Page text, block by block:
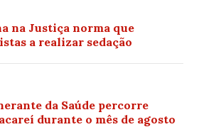
na Justiça norma que
a realizar sedação
da Saúde percorre
durante o mês de agosto